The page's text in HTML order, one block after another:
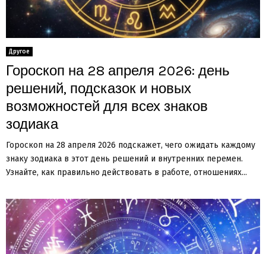
Другое
Гороскоп на 28 апреля 2026: день
решений, подсказок и новых
возможностей для всех знаков
зодиака
Гороскоп на 28 апреля 2026 подскажет, чего ожидать каждому
знаку зодиака в этот день решений и внутренних перемен.
Узнайте, как правильно действовать в работе, отношениях...